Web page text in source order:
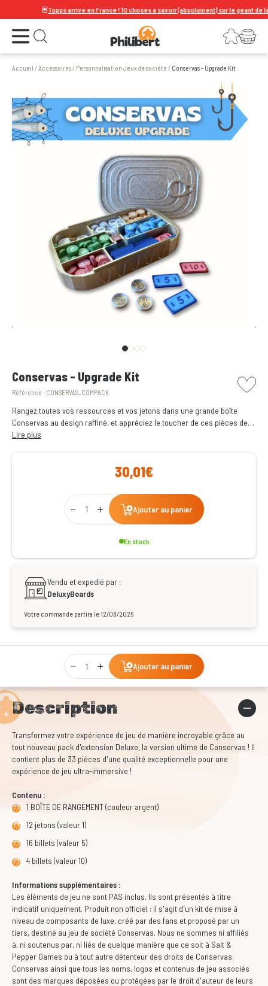
Topps arrive en France ! 10 choses à savoir (absolument) sur le géant de la
Ouvrir le menu Ouvrir la recherche Connexion
Votre panier
Accueil /Accessoires/ Personnalisation Jeux de société / Conservas - Upgrade Kit
Conservas - Upgrade Kit
Référence : CONSERVAS_COMPACK
picto
Rangez toutes vos ressources et vos jetons dans une grande boîte
Conservas au design raffiné, et appréciez le toucher de ces pièces de
luxe qui apportent une touche d'élégance à chaque transaction. Donnez
Lire plus
30,01€
Qty
Ajouter au panier
En stock
Vendu et expedié par :
DeluxyBoards
Votre commande partira le 12/08/2026
Qty
Ajouter au panier
Description
Transformez votre expérience de jeu de manière incroyable grâce au
tout nouveau pack d'extension Deluxe, la version ultime de Conservas ! Il
contient plus de 33 pièces d'une qualité exceptionnelle pour une
expérience de jeu ultra-immersive !
Contenu :
1 BOÎTE DE RANGEMENT (couleur argent)
12 jetons (valeur 1)
16 billets (valeur 5)
4 billets (valeur 10)
Informations supplémentaires :
Les éléments de jeu ne sont PAS inclus. Ils sont présentés à titre
indicatif uniquement. Produit non officiel : il s'agit d'un kit de mise à
niveau de composants de luxe, créé par des fans et proposé par un
tiers, destiné au jeu de société Conservas. Nous ne sommes ni affiliés
à, ni soutenus par, ni liés de quelque manière que ce soit à Salt &
Pepper Games ou à tout autre détenteur des droits de Conservas.
Conservas ainsi que tous les noms, logos et contenus de jeu associés
sont des marques déposées ou protégées par le droit d'auteur de leurs